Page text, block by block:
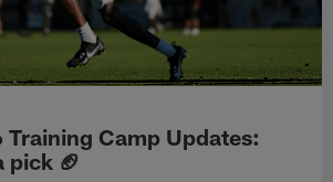
Training Camp Updates:
pick 🏈